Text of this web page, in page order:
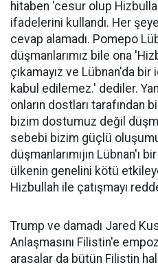
hitaben 'cesur olup
ifadelerini kullandı. Her
cevap alamadı. Pomepo
düşmanlarımız bile ona
çıkamayız ve Lübnan'da
kabul edilemez.' dediler.
onların dostları tarafından
bizim dostumuz değil
sebebi bizim güçlü
düşmanlarımıjın Lübnan'ı
ülkenin genelini kötü
Hizbullah ile çatışmayı
Trump ve damadı Jared
Anlaşmasını Filistin'e
arasalar da bütün Filistin